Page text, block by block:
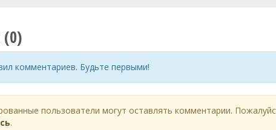
комментариев. Будьте первыми!
пользователи могут оставлять комментарии.
.